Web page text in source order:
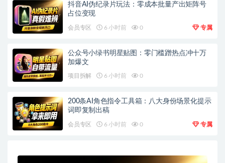
抖音AI伪纪录片玩法：零成本批量产出矩阵号
占位变现
会员专区 6 小时前 0 专属
公众号小绿书明星贴图：零门槛蹭热点冲十万
加爆文
项目拆解 6 小时前 0
200条AI角色指令工具箱：八大身份场景化提示
词即复制出稿
会员专区 6 小时前 0 专属